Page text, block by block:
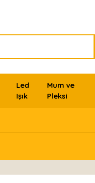
Led
Işık
Mum ve
Pleksi